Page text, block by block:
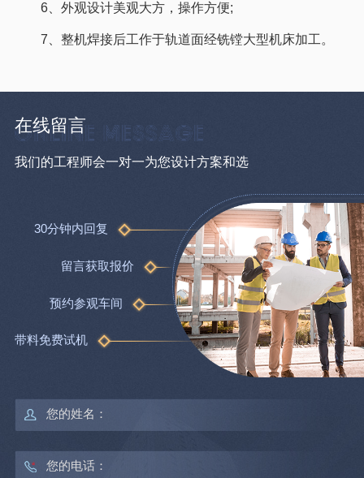
6、外观设计美观大方，操作方便;
7、整机焊接后工作于轨道面经铣镗大型机床加工。
在线留言
我们的工程师会一对一为您设计方案和选
30分钟内回复
留言获取报价
预约参观车间
带料免费试机